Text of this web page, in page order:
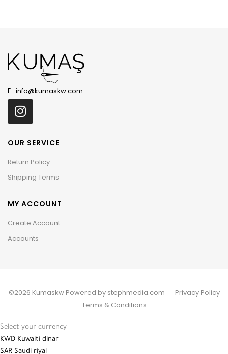
E : info@kumaskw.com
OUR SERVICE
Return Policy
Shipping Terms
MY ACCOUNT
Create Account
Accounts
©2026 Kumaskw Powered by stephmedia.com
Privacy Policy
Terms & Conditions
Select your currency
KWD Kuwaiti dinar
SAR Saudi riyal